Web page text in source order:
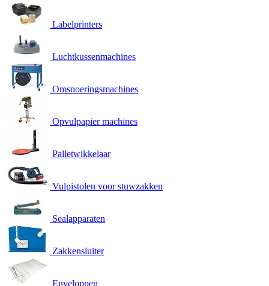
Labelprinters
Luchtkussenmachines
Omsnoeringsmachines
Opvulpapier machines
Palletwikkelaar
Vulpistolen voor stuwzakken
Sealapparaten
Zakkensluiter
Enveloppen